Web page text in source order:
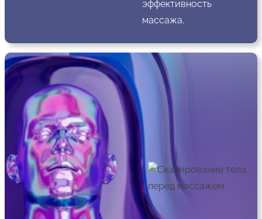
эффективность
массажа.